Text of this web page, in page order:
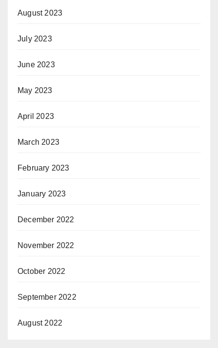
August 2023
July 2023
June 2023
May 2023
April 2023
March 2023
February 2023
January 2023
December 2022
November 2022
October 2022
September 2022
August 2022